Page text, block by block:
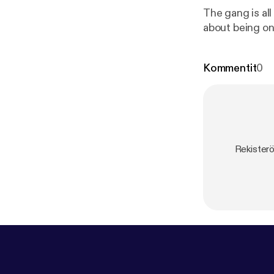
The gang is
about being
Kommentit0